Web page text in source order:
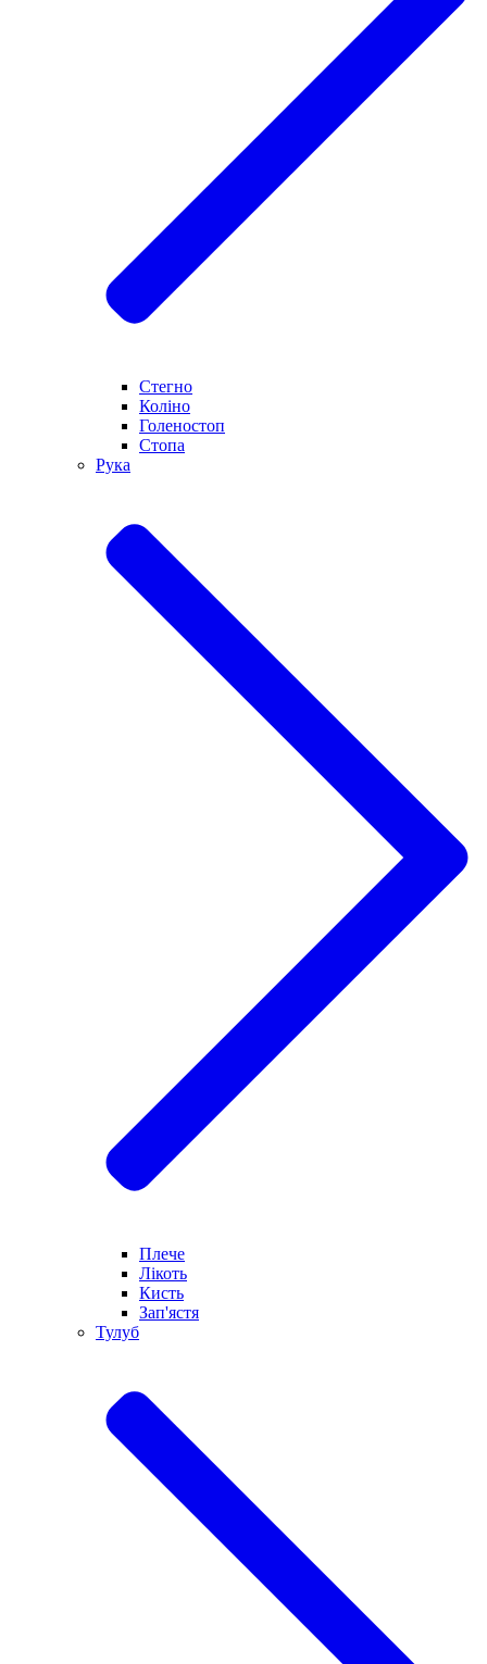
Стегно
Коліно
Голеностоп
Стопа
Рука
Плече
Лікоть
Кисть
Зап'ястя
Тулуб